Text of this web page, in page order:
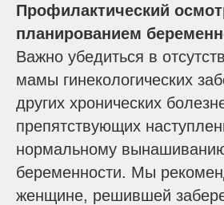
Профилактический
планированием
Важно убедиться в
мамы гинекологических
других хронических
препятствующих
нормальному
беременности. Мы
женщине, решившей